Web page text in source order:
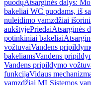
puodųAtsarginės dalys:
bakeliai WC puodams, iš
nuleidimo vamzdžiai
aukštyjePriedaiAtsarginės
potinkiniai bakeliai
vožtuvaiVandens
bakeliamsVandens
Vandens pripildymo
funkcijaVidaus
vamzdžiai MLSistemos